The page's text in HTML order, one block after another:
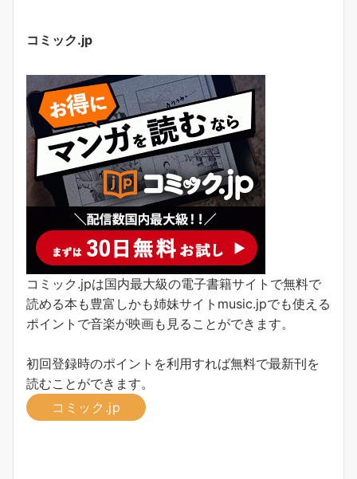
コミック.jp
コミック.jpは国内最大級の電子書籍サイトで無料で
読める本も豊富しかも姉妹サイトmusic.jpでも使える
ポイントで音楽が映画も見ることができます。
初回登録時のポイントを利用すれば無料で最新刊を
読むことができます。
コミック.jp